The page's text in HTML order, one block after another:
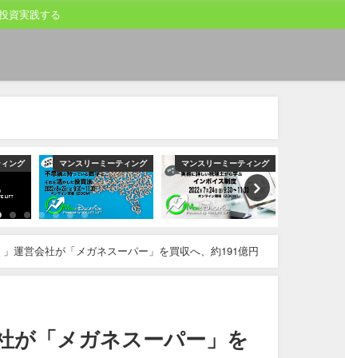
資実践する
ング マンスリーミーティング マンスリーミーティング
」運営会社が「メガネスーパー」を買収へ、約191億円
が「メガネスーパー」を